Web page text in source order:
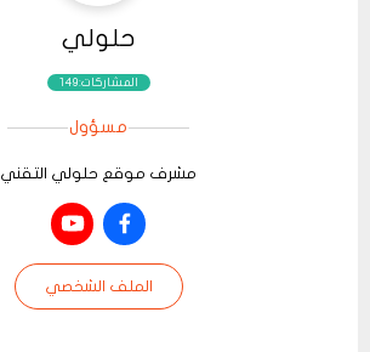
حلولي
المشاركات:149
مسؤول
مشرف موقع حلولي التقني
الملف الشخصي